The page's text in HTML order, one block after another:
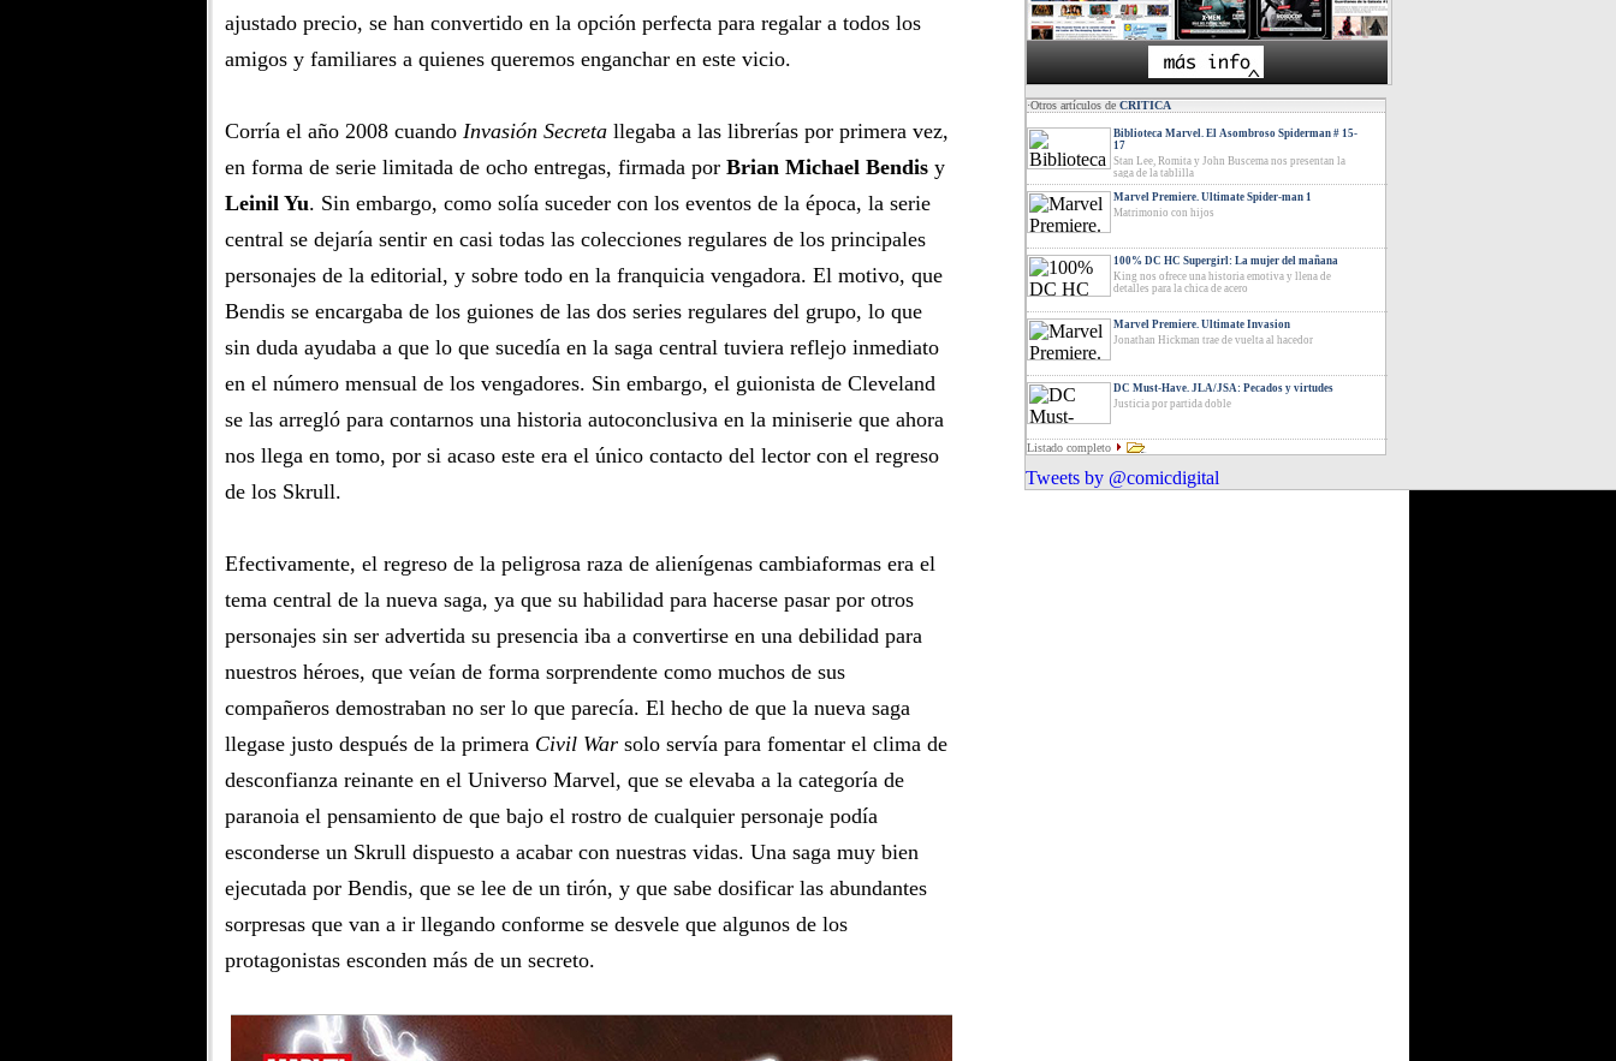
ajustado precio, se han convertido en la opción perfecta para regalar a todos los
amigos y familiares a quienes queremos enganchar en este vicio.
Corría el año 2008 cuando Invasión Secreta llegaba a las librerías por primera vez,
en forma de serie limitada de ocho entregas, firmada por Brian Michael Bendis y
Leinil Yu. Sin embargo, como solía suceder con los eventos de la época, la serie
central se dejaría sentir en casi todas las colecciones regulares de los principales
personajes de la editorial, y sobre todo en la franquicia vengadora. El motivo, que
Bendis se encargaba de los guiones de las dos series regulares del grupo, lo que
sin duda ayudaba a que lo que sucedía en la saga central tuviera reflejo inmediato
en el número mensual de los vengadores. Sin embargo, el guionista de Cleveland
se las arregló para contarnos una historia autoconclusiva en la miniserie que ahora
nos llega en tomo, por si acaso este era el único contacto del lector con el regreso
de los Skrull.
Efectivamente, el regreso de la peligrosa raza de alienígenas cambiaformas era el
tema central de la nueva saga, ya que su habilidad para hacerse pasar por otros
personajes sin ser advertida su presencia iba a convertirse en una debilidad para
nuestros héroes, que veían de forma sorprendente como muchos de sus
compañeros demostraban no ser lo que parecía. El hecho de que la nueva saga
llegase justo después de la primera Civil War solo servía para fomentar el clima de
desconfianza reinante en el Universo Marvel, que se elevaba a la categoría de
paranoia el pensamiento de que bajo el rostro de cualquier personaje podía
esconderse un Skrull dispuesto a acabar con nuestras vidas. Una saga muy bien
ejecutada por Bendis, que se lee de un tirón, y que sabe dosificar las abundantes
sorpresas que van a ir llegando conforme se desvele que algunos de los
protagonistas esconden más de un secreto.
·Otros artículos deCRITICA
Biblioteca Marvel. El Asombroso Spiderman # 15-
17
Stan Lee, Romita y John Buscema nos presentan la
saga de la tablilla
Marvel Premiere. Ultimate Spider-man 1
Matrimonio con hijos
100% DC HC Supergirl: La mujer del mañana
King nos ofrece una historia emotiva y llena de
detalles para la chica de acero
Marvel Premiere. Ultimate Invasion
Jonathan Hickman trae de vuelta al hacedor
DC Must-Have. JLA/JSA: Pecados y virtudes
Justicia por partida doble
Listado completo
Tweets by @comicdigital